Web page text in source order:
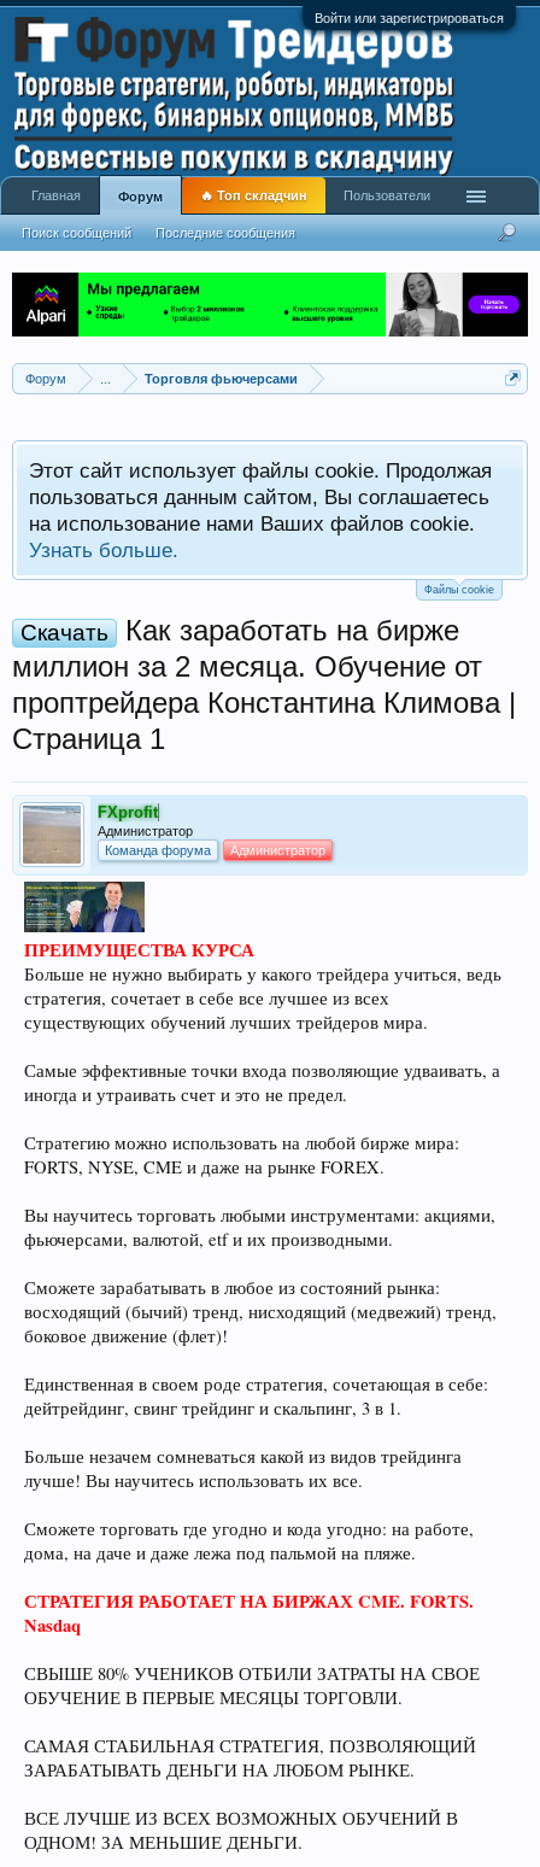
Войти или зарегистрироваться
Форум Торговля фьючерсами
Этот сайт использует файлы cookie. Продолжая
пользоваться данным сайтом, Вы соглашаетесь
на использование нами Ваших файлов cookie.
Узнать больше.
Файлы cookie
Скачать
Как заработать на бирже
миллион за 2 месяца. Обучение от
проптрейдера Константина Климова |
Страница 1
FXprofit
Администратор
Команда форума
Администратор
ПРЕИМУЩЕСТВА КУРСА
Больше не нужно выбирать у какого трейдера учиться, ведь
стратегия, сочетает в себе все лучшее из всех
существующих обучений лучших трейдеров мира.
Самые эффективные точки входа позволяющие удваивать, а
иногда и утраивать счет и это не предел.
Стратегию можно использовать на любой бирже мира:
FORTS, NYSE, CME и даже на рынке FOREX.
Вы научитесь торговать любыми инструментами: акциями,
фьючерсами, валютой, etf и их производными.
Сможете зарабатывать в любое из состояний рынка:
восходящий (бычий) тренд, нисходящий (медвежий) тренд,
боковое движение (флет)!
Единственная в своем роде стратегия, сочетающая в себе:
дейтрейдинг, свинг трейдинг и скальпинг, 3 в 1.
Больше незачем сомневаться какой из видов трейдинга
лучше! Вы научитесь использовать их все.
Сможете торговать где угодно и кода угодно: на работе,
дома, на даче и даже лежа под пальмой на пляже.
СТРАТЕГИЯ РАБОТАЕТ НА БИРЖАХ CME. FORTS.
Nasdaq
СВЫШЕ 80% УЧЕНИКОВ ОТБИЛИ ЗАТРАТЫ НА СВОЕ
ОБУЧЕНИЕ В ПЕРВЫЕ МЕСЯЦЫ ТОРГОВЛИ.
САМАЯ СТАБИЛЬНАЯ СТРАТЕГИЯ, ПОЗВОЛЯЮЩИЙ
ЗАРАБАТЫВАТЬ ДЕНЬГИ НА ЛЮБОМ РЫНКЕ.
ВСЕ ЛУЧШЕ ИЗ ВСЕХ ВОЗМОЖНЫХ ОБУЧЕНИЙ В
ОДНОМ! ЗА МЕНЬШИЕ ДЕНЬГИ.
Главная Форум
Поиск сообщений Последние сообщения
🔥 Топ складчин Пользователи